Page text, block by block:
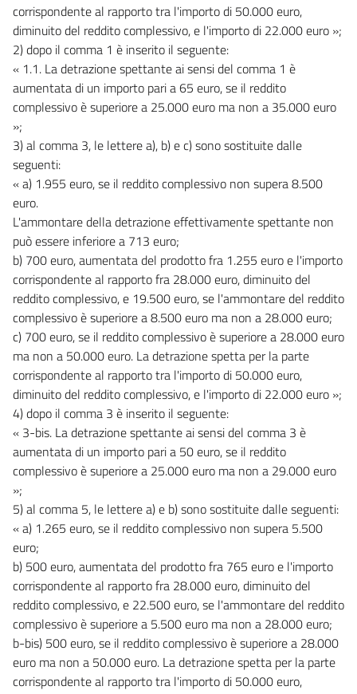
Allegato 19
Allegato 20
Allegato 21
Tabelle A e B
Tabelle A e B
Quadro bilancio di competenza
Quadro bilancio di competenza
Quadro bilancio di cassa
Bilancio per azioni
Bilancio per azioni
Stati di previsione
Tabelle
corrispondente al rapporto tra l'importo di 50.000 euro,
diminuito del reddito complessivo, e l'importo di 22.000 euro »;
2) dopo il comma 1 è inserito il seguente:
« 1.1. La detrazione spettante ai sensi del comma 1 è
aumentata di un importo pari a 65 euro, se il reddito
complessivo è superiore a 25.000 euro ma non a 35.000 euro
»;
3) al comma 3, le lettere a), b) e c) sono sostituite dalle
seguenti:
« a) 1.955 euro, se il reddito complessivo non supera 8.500
euro.
L'ammontare della detrazione effettivamente spettante non
può essere inferiore a 713 euro;
b) 700 euro, aumentata del prodotto fra 1.255 euro e l'importo
corrispondente al rapporto fra 28.000 euro, diminuito del
reddito complessivo, e 19.500 euro, se l'ammontare del reddito
complessivo è superiore a 8.500 euro ma non a 28.000 euro;
c) 700 euro, se il reddito complessivo è superiore a 28.000 euro
ma non a 50.000 euro. La detrazione spetta per la parte
corrispondente al rapporto tra l'importo di 50.000 euro,
diminuito del reddito complessivo, e l'importo di 22.000 euro »;
4) dopo il comma 3 è inserito il seguente:
« 3-bis. La detrazione spettante ai sensi del comma 3 è
aumentata di un importo pari a 50 euro, se il reddito
complessivo è superiore a 25.000 euro ma non a 29.000 euro
»;
5) al comma 5, le lettere a) e b) sono sostituite dalle seguenti:
« a) 1.265 euro, se il reddito complessivo non supera 5.500
euro;
b) 500 euro, aumentata del prodotto fra 765 euro e l'importo
corrispondente al rapporto fra 28.000 euro, diminuito del
reddito complessivo, e 22.500 euro, se l'ammontare del reddito
complessivo è superiore a 5.500 euro ma non a 28.000 euro;
b-bis) 500 euro, se il reddito complessivo è superiore a 28.000
euro ma non a 50.000 euro. La detrazione spetta per la parte
corrispondente al rapporto tra l'importo di 50.000 euro,